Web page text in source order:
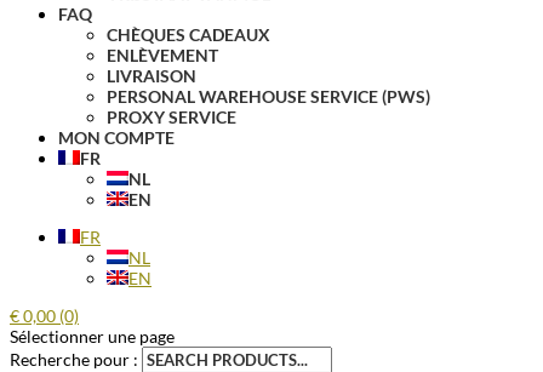
FAQ
CHÈQUES CADEAUX
ENLÈVEMENT
LIVRAISON
PERSONAL WAREHOUSE SERVICE (PWS)
PROXY SERVICE
MON COMPTE
FR
NL
EN
FR
NL
EN
€0,00 (0)
Sélectionner une page
Recherche pour :